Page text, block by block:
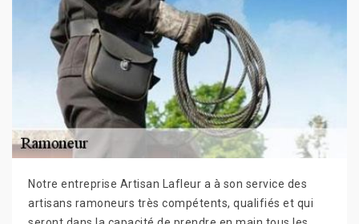
Notre entreprise Artisan Lafleur a à son service des
artisans ramoneurs très compétents, qualifiés et qui